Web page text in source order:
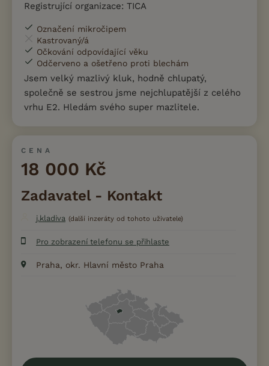
Registrující organizace: TICA
Označení mikročipem
Kastrovaný/á
Očkování odpovídající věku
Odčerveno a ošetřeno proti blechám
Jsem velký mazlivý kluk, hodně chlupatý,
společně se sestrou jsme nejchlupatější z celého
vrhu E2. Hledám svého super mazlitele.
CENA
18 000 Kč
Zadavatel - Kontakt
j.kladiva (další inzeráty od tohoto uživatele)
Pro zobrazení telefonu se přihlaste
Praha, okr. Hlavní město Praha